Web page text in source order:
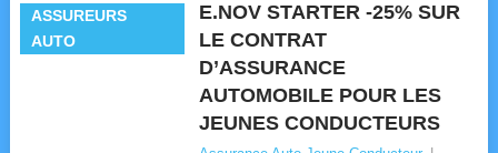
ASSUREURS
AUTO
E.NOV STARTER -25% SUR
LE CONTRAT
D’ASSURANCE
AUTOMOBILE POUR LES
JEUNES CONDUCTEURS